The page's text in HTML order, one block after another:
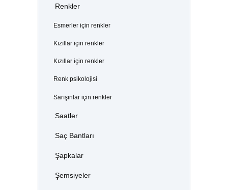
Renkler
Esmerler için renkler
Kızıllar için renkler
Kızıllar için renkler
Renk psikolojisi
Sarışınlar için renkler
Saatler
Saç Bantları
Şapkalar
Şemsiyeler